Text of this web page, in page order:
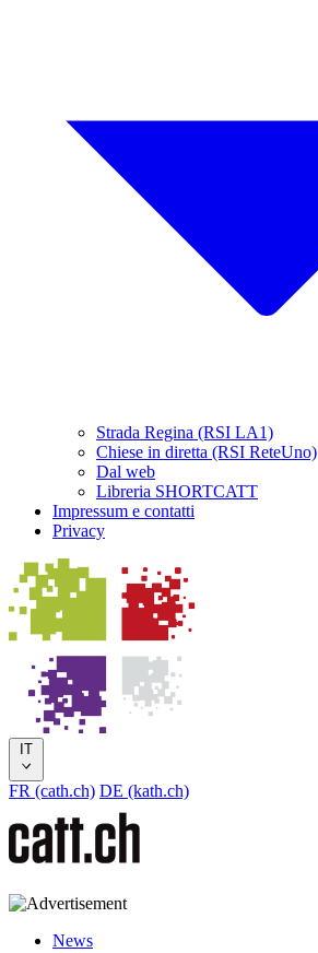
Strada Regina (RSI LA1)
Chiese in diretta (RSI ReteUno)
Dal web
Libreria SHORTCATT
Impressum e contatti
Privacy
IT
FR (cath.ch) DE (kath.ch)
News